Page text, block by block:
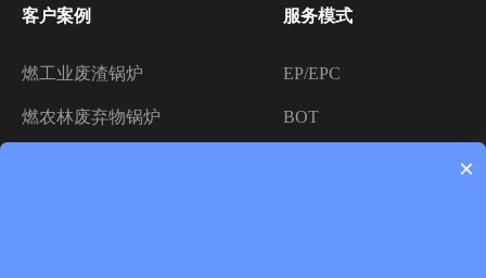
客户案例
燃工业废渣锅炉
燃农林废弃物锅炉
服务模式
EP/EPC
BOT
×